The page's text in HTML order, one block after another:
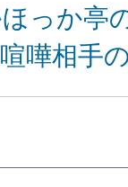
っか亭
嘩相手